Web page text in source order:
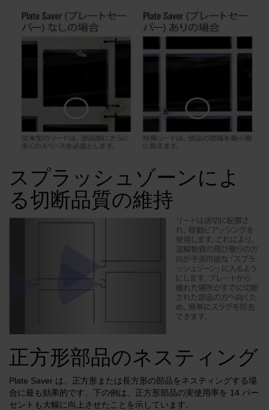
スプラッシュゾーンによ
る切断品質の維持
正方形部品のネスティング
Plate Saver は、正方形または長方形の部品をネスティングする場
合に最も効果的です。下の例は、正方形部品の実使用率を 14 パー
セントも大幅に向上させたことを示しています。